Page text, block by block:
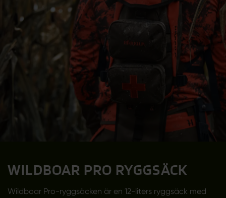
WILDBOAR PRO RYGGSÄCK
Wildboar Pro-ryggsäcken är en 12-liters ryggsäck med